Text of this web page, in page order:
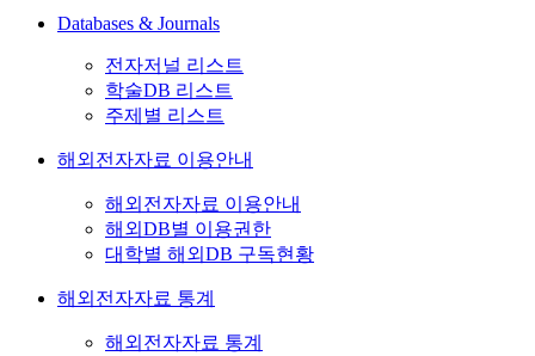
Databases & Journals
전자저널 리스트
학술DB 리스트
주제별 리스트
해외전자자료 이용안내
해외전자자료 이용안내
해외DB별 이용권한
대학별 해외DB 구독현황
해외전자자료 통계
해외전자자료 통계